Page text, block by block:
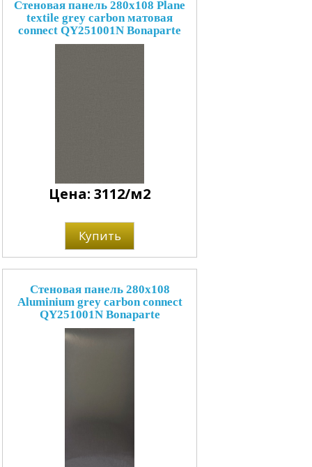
Стеновая панель 280x108 Plane
textile grey carbon матовая
connect QY251001N Bonaparte
Цена: 3112/м2
Купить
Стеновая панель 280x108
Aluminium grey carbon connect
QY251001N Bonaparte